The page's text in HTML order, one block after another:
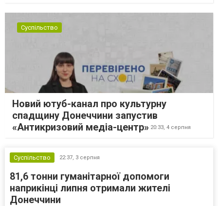
Суспільство
Новий ютуб-канал про культурну
спадщину Донеччини запустив
«Антикризовий медіа-центр» 20:33, 4 серпня
Суспільство 22:37, 3 серпня
81,6 тонни гуманітарної допомоги
наприкінці липня отримали жителі
Донеччини